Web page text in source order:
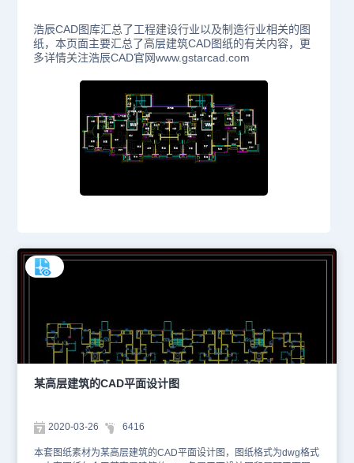
浩辰CAD图库汇总了工程建设行业以及制造行业相关的图
纸，本页面主要汇总了高层建筑CAD图纸的有关内容，更
多详情关注浩辰CAD官网www.gstarcad.com
某高层建筑的CAD平面设计图
2020-03-26 6416
本套图纸素材为某高层建筑的CAD平面设计图，图纸格式为dwg格式